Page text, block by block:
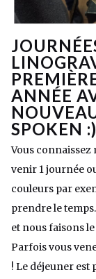
ANNÉE
SPOKEN :)
Vous
venir 1 journée
couleurs par
prendre le
et nous faisons
Parfois vous
! Le déjeuner est